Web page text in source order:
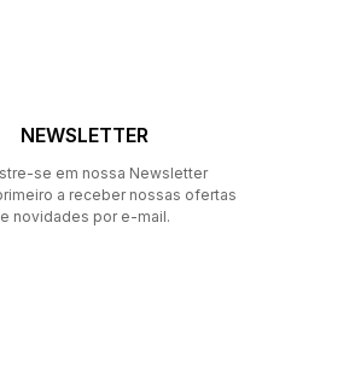
NEWSLETTER
se em nossa Newsletter
a receber nossas ofertas
e novidades por e-mail.